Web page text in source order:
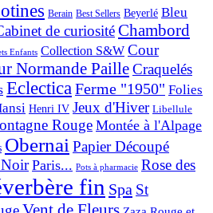
Berain Best Sellers Beyerlé Bleu
de curiositéChambord
Enfants Collection S&W Cour
Normande PailleCraquelés
EclecticaFerme "1950" Folies
Henri IV Jeux d'Hiver Libellule
RougeMontée à l'Alpage
ObernaiPapier Découpé
Noir Paris... Pots à pharmacie Rose des
fin Spa St